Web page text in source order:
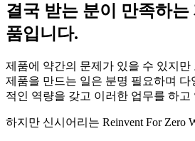
결국 받는 분이 만족하는
품입니다.
제품에 약간의 문제가 있을 수 있지
제품을 만드는 일은 분명 필요하며
적인 역량을 갖고 이러한 업무를 하고
하지만 신시어리는 Reinvent For Zero